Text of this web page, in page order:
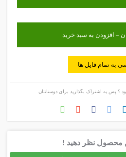
به تمام فایل ها
؟ پس به اشتراک بگذارید برای دوستانتان
محصول نظر دهید !